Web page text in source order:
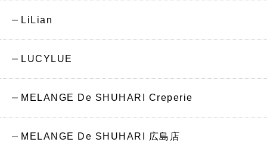
LiLian
LUCYLUE
MELANGE De SHUHARI Creperie
MELANGE De SHUHARI 広島店